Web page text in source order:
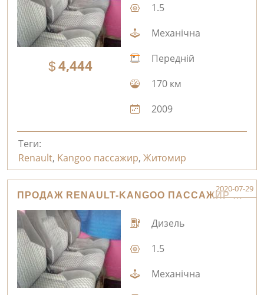
4,444
1.5
Механічна
Передній
170 км
2009
Теги:
Renault, Kangoo пассажир, Житомир
ПРОДАЖ RENAULT-KANGOO ПАССАЖИР ЖИТОМИР
2020-07-29
Дизель
1.5
Механічна